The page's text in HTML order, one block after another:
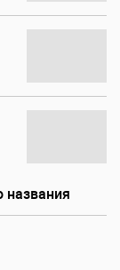
названия